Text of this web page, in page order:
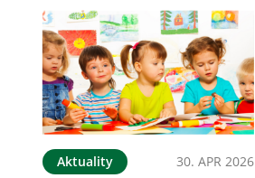
Aktuality 30. APR 2026